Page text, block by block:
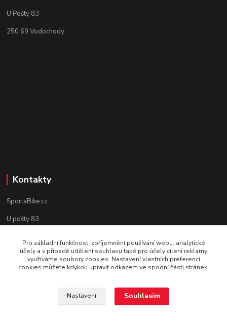
U Pošty 83
250 69 Vodochody
Kontakty
SportaBike.cz
U pošty 83
tel.: +420 736 274 612
e-mail: info@sportabike.cz
Pro základní funkčnost, zpříjemnění používání webu, analytické
účely a v případě udělení souhlasu také pro účely cílení reklamy
využíváme soubory cookies. Nastavení vlastních preferencí
cookies můžete kdykoli upravit odkazem ve spodní části stránek.
Nastavení Souhlasím